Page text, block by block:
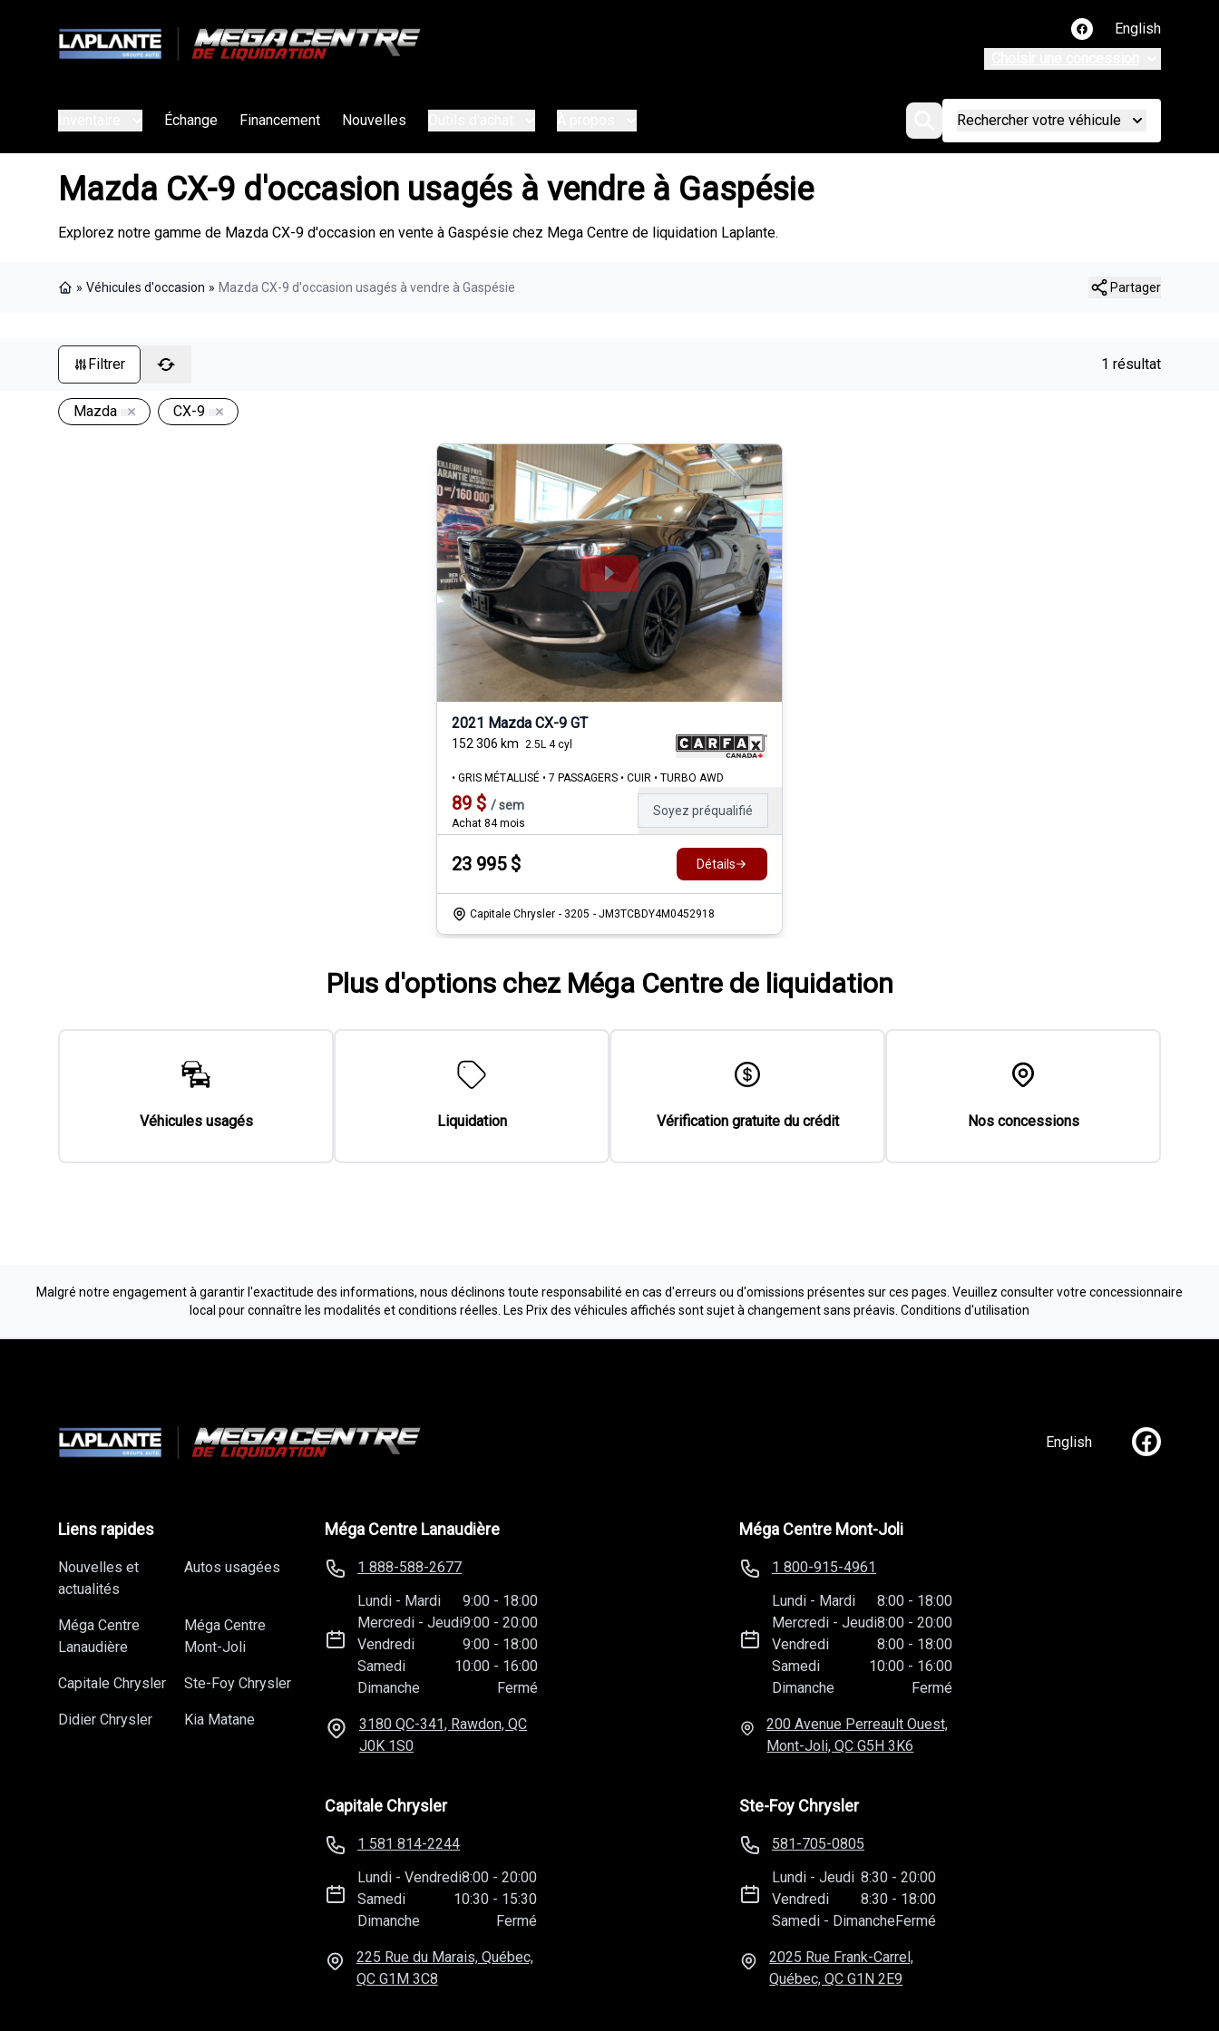
Lien vers notre page
English
Échange Financement Nouvelles Rechercher votre véhicule
Mazda CX-9 d'occasion usagés à vendre à Gaspésie
Explorez notre gamme de Mazda CX-9 d'occasion en vente à Gaspésie chez Mega Centre de liquidation Laplante.
» Véhicules d'occasion » Mazda CX-9 d'occasion usagés à vendre à Gaspésie Partager
Filtrer 1 résultat
Mazda CX-9
2021 Mazda CX-9 GT
152 306 km 2.5L 4 cyl
• GRIS MÉTALLISÉ • 7 PASSAGERS • CUIR • TURBO AWD
89 $ / sem
Achat 84 mois
Soyez préqualifié
23 995$ Détails
Capitale Chrysler - 3205 - JM3TCBDY4M0452918
Plus d'options chez Méga Centre de liquidation
Véhicules usagés Liquidation Vérification gratuite du crédit Nos concessions
Malgré notre engagement à garantir l'exactitude des informations, nous déclinons toute responsabilité en cas d'erreurs ou d'omissions présentes sur ces pages. Veuillez consulter votre concessionnaire
local pour connaître les modalités et conditions réelles. Les Prix des véhicules affichés sont sujet à changement sans préavis. Conditions d'utilisation
English Lien vers
Liens rapides
Nouvelles et
actualités
Autos usagées
Méga Centre
Lanaudière
Méga Centre
Mont-Joli
Capitale Chrysler Ste-Foy Chrysler
Didier Chrysler Kia Matane
Méga Centre Lanaudière
1 888-588-2677
Lundi - Mardi 9:00 - 18:00
Mercredi -Jeudi9:00 - 20:00
Vendredi
9:00 - 18:00
Samedi
10:00 - 16:00
Dimanche
Fermé
3180 QC-341, Rawdon, QC
J0K 1S0
Méga Centre Mont-Joli
1 800-915-4961
Lundi - Mardi 8:00 - 18:00
Mercredi - Jeudi8:00 - 20:00
Vendredi
8:00 - 18:00
Samedi
10:00 - 16:00
Dimanche
Fermé
200 Avenue Perreault Ouest,
Mont-Joli, QC G5H 3K6
Capitale Chrysler
1 581 814-2244
Lundi -Vendredi8:00 - 20:00
Samedi
10:30 - 15:30
Dimanche
Fermé
225 Rue du Marais, Québec,
QC G1M 3C8
Ste-Foy Chrysler
581-705-0805
Lundi - Jeudi 8:30 - 20:00
Vendredi
8:30 - 18:00
Samedi - DimancheFermé
2025 Rue Frank-Carrel,
Québec, QC G1N 2E9